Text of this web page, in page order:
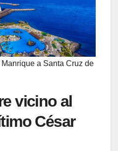
a Santa Cruz de
vicino al
César